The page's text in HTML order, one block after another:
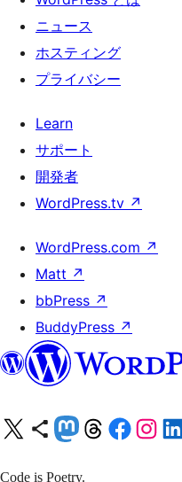
ニュース
ホスティング
プライバシー
Learn
サポート
開発者
WordPress.tv ↗
WordPress.com ↗
Matt ↗
bbPress ↗
BuddyPress ↗
X (旧 Twitter) アカウントへ Bluesky アカウントへ Mastodon アカウントへ Threads アカウントへ Facebook ページへ Instagram アカウントへ LinkedIn アカウントへ
Code is Poetry.